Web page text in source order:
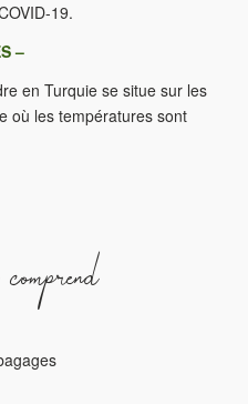
19.
–
en Turquie se situe sur les
où les températures sont